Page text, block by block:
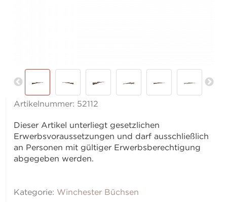
Artikelnummer: 52112
Dieser Artikel unterliegt gesetzlichen
Erwerbsvoraussetzungen und darf ausschließlich
an Personen mit gültiger Erwerbsberechtigung
abgegeben werden.
Kategorie: Winchester Büchsen